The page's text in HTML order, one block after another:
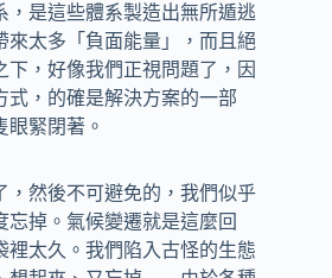
，是這些體系製造出無所遁逃
來太多「負面能量」，而且絕
，好像我們正視問題了，因
式，的確是解決方案的一部
眼緊閉著。
，然後不可避免的，我們似乎
忘掉。氣候變遷就是這麼回
裡太久。我們陷入古怪的生態